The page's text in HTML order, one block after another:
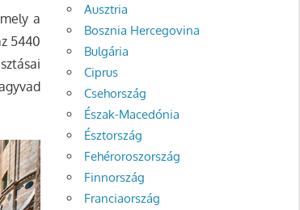
a
5440
Ausztria
Bosznia Hercegovina
Bulgária
Ciprus
Csehország
Észak-Macedónia
Észtország
Fehéroroszország
Finnország
Franciaország